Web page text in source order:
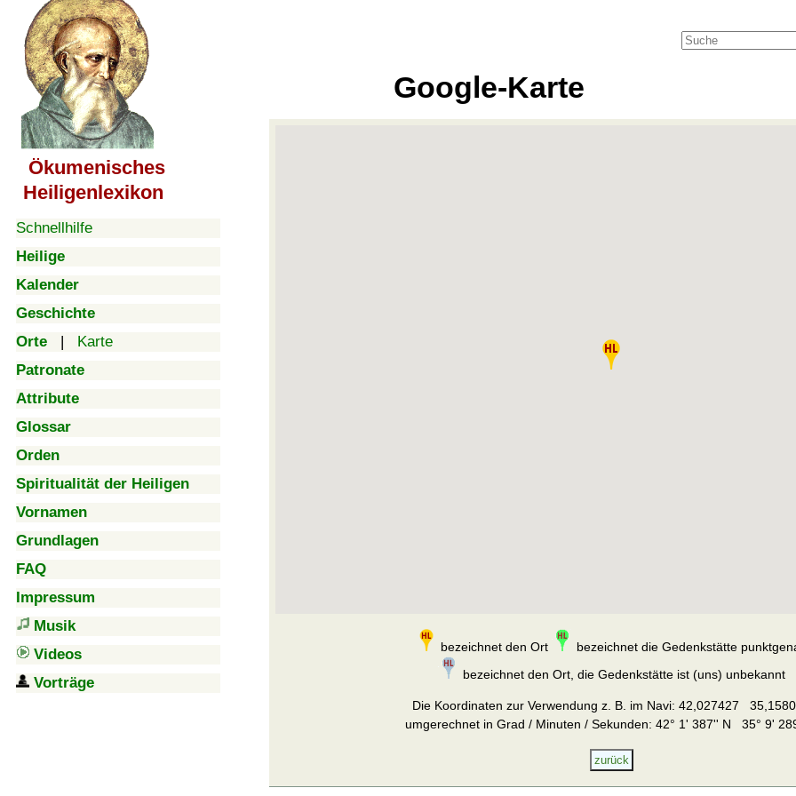
Ökumenisches
Heiligenlexikon
Schnellhilfe
Heilige
Kalender
Geschichte
Orte | Karte
Patronate
Attribute
Glossar
Orden
Spiritualität der Heiligen
Vornamen
Grundlagen
FAQ
Impressum
Musik
Videos
Vorträge
Google-Karte
bezeichnet den Ort
bezeichnet die Gedenkstätte
bezeichnet den Ort, die Gedenkstätte ist (uns) unbekannt
Die Koordinaten zur Verwendung z. B. im Navi: 42,027427
umgerechnet in Grad / Minuten / Sekunden: 42° 1' 387'' N 35° 9'